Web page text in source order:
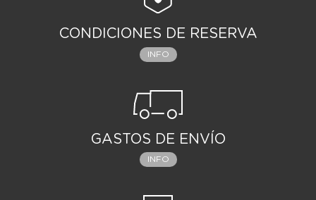
CONDICIONES DE RESERVA
INFO
GASTOS DE ENVÍO
INFO